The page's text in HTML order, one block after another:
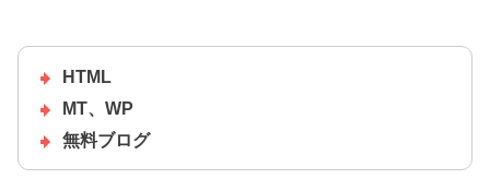
HTML
MT、WP
無料ブログ